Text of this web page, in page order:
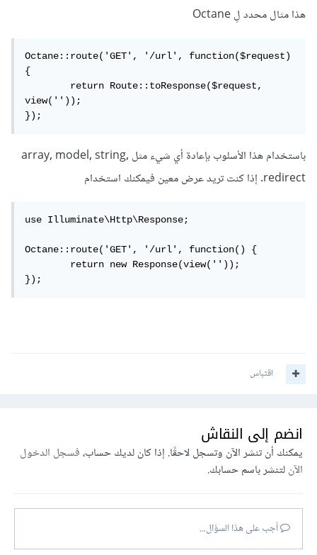
هذا مثال محدد لِ Octane
Octane::route('GET', '/url', function($request)
{
	return Route::toResponse($request,
view(''));
});
باستخدام هذا الأسلوب بإعادة أي شيء مثل array, model, string,
redirect. إذا كنت تريد عرض معين فيمكنك استخدام
use Illuminate\Http\Response;
Octane::route('GET', '/url', function() {
	return new Response(view(''));
});
اقتباس
انضم إلى النقاش
يمكنك أن تنشر الآن وتسجل لاحقًا. إذا كان لديك حساب،فسجل الدخول
الآنلتنشر باسم حسابك.
أجب على هذا السؤال...